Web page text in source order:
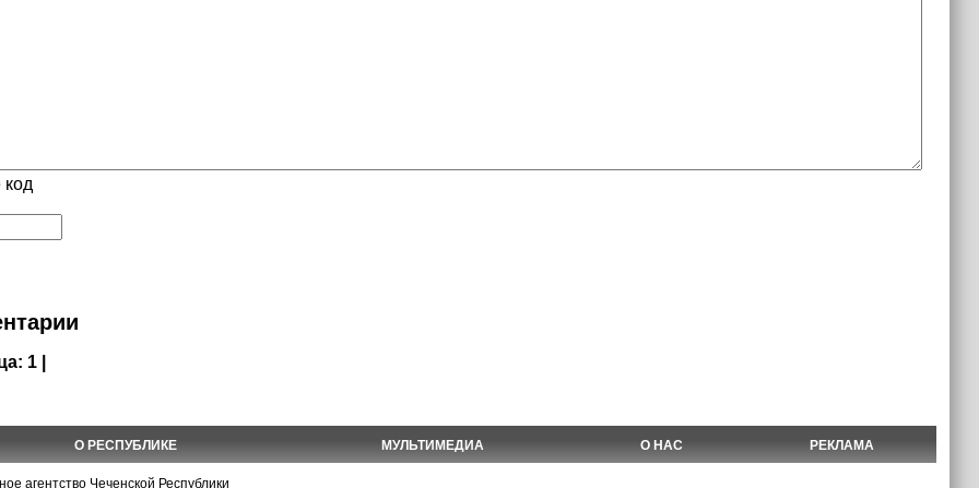
код
1 |
О РЕСПУБЛИКЕ МУЛЬТИМЕДИА О НАС РЕКЛАМА
агентство Чеченской Республики